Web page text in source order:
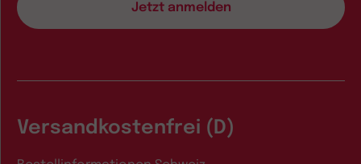
Versandkostenfrei (D)